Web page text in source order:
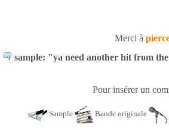
Merci à
sample: "ya need another hit from
Pour insérer un
Sample Bande originale